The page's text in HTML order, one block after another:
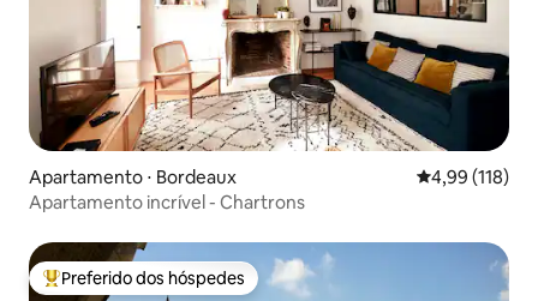
Apartamento ⋅ Bordeaux 4,99 de uma
4,99 (118)
Apartamento incrível - Chartrons
Entre os melhores preferidos dos hóspedes
Preferido dos hóspedes